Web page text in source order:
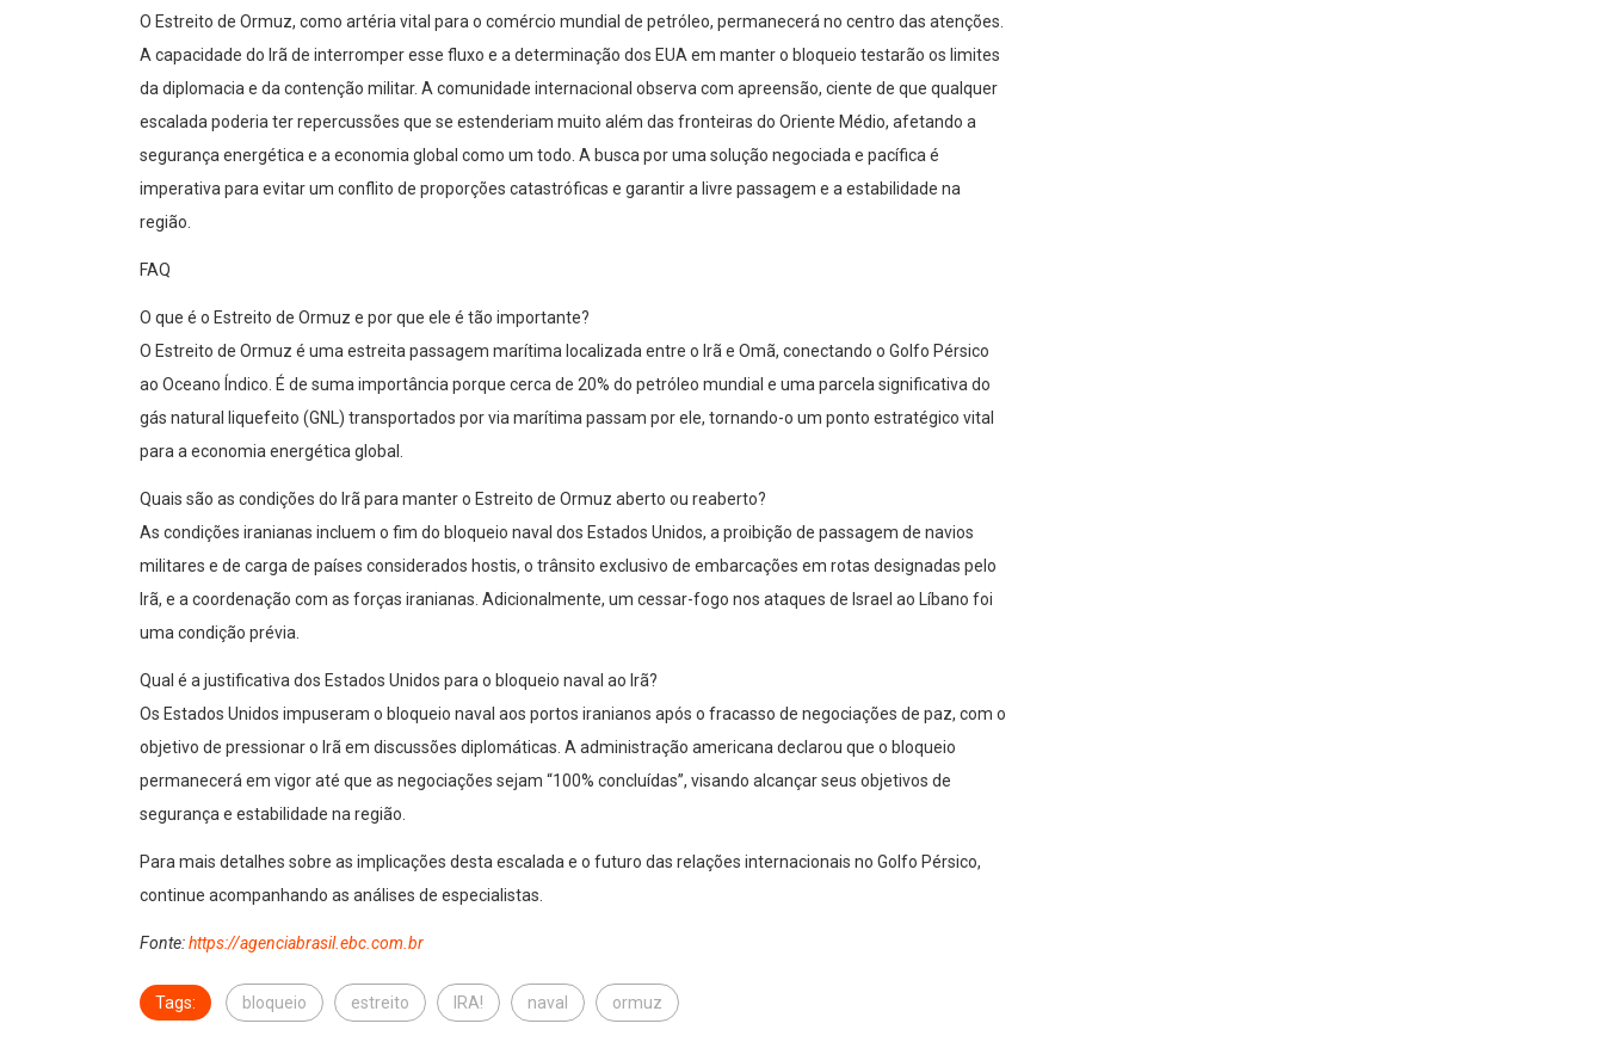
O Estreito de Ormuz, como artéria vital para o comércio mundial de petróleo, permanecerá no centro das atenções.
A capacidade do Irã de interromper esse fluxo e a determinação dos EUA em manter o bloqueio testarão os limites
da diplomacia e da contenção militar. A comunidade internacional observa com apreensão, ciente de que qualquer
escalada poderia ter repercussões que se estenderiam muito além das fronteiras do Oriente Médio, afetando a
segurança energética e a economia global como um todo. A busca por uma solução negociada e pacífica é
imperativa para evitar um conflito de proporções catastróficas e garantir a livre passagem e a estabilidade na
região.
FAQ
O que é o Estreito de Ormuz e por que ele é tão importante?
O Estreito de Ormuz é uma estreita passagem marítima localizada entre o Irã e Omã, conectando o Golfo Pérsico
ao Oceano Índico. É de suma importância porque cerca de 20% do petróleo mundial e uma parcela significativa do
gás natural liquefeito (GNL) transportados por via marítima passam por ele, tornando-o um ponto estratégico vital
para a economia energética global.
Quais são as condições do Irã para manter o Estreito de Ormuz aberto ou reaberto?
As condições iranianas incluem o fim do bloqueio naval dos Estados Unidos, a proibição de passagem de navios
militares e de carga de países considerados hostis, o trânsito exclusivo de embarcações em rotas designadas pelo
Irã, e a coordenação com as forças iranianas. Adicionalmente, um cessar-fogo nos ataques de Israel ao Líbano foi
uma condição prévia.
Qual é a justificativa dos Estados Unidos para o bloqueio naval ao Irã?
Os Estados Unidos impuseram o bloqueio naval aos portos iranianos após o fracasso de negociações de paz, com o
objetivo de pressionar o Irã em discussões diplomáticas. A administração americana declarou que o bloqueio
permanecerá em vigor até que as negociações sejam “100% concluídas”, visando alcançar seus objetivos de
segurança e estabilidade na região.
Para mais detalhes sobre as implicações desta escalada e o futuro das relações internacionais no Golfo Pérsico,
continue acompanhando as análises de especialistas.
Fonte:https://agenciabrasil.ebc.com.br
Tags: bloqueio estreito IRA! naval ormuz